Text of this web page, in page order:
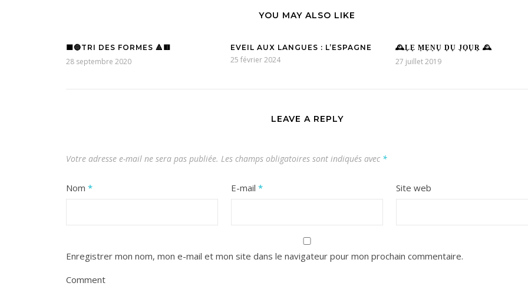
YOU MAY ALSO LIKE
🟦🔵TRI DES FORMES 🔺🟥
28 septembre 2020
EVEIL AUX LANGUES : L’ESPAGNE
25 février 2024
🕰L͙E͙ M͙E͙N͙U͙ D͙U͙ J͙O͙U͙R͙ 🕰
27 juillet 2019
LEAVE A REPLY
Votre adresse e-mail ne sera pas publiée. Les champs obligatoires sont indiqués avec *
Nom * E-mail * Site web
Enregistrer mon nom, mon e-mail et mon site dans le navigateur pour mon prochain commentaire.
Comment